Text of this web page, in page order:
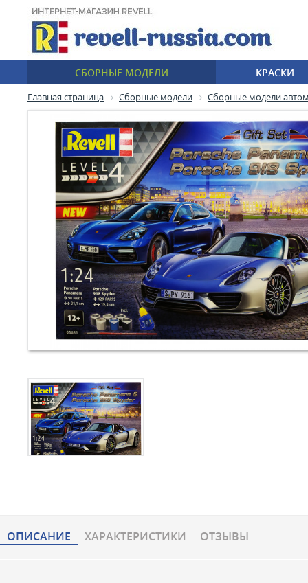
СБОРНЫЕ МОДЕЛИ КРАСКИ
Главная страница Сборные модели Сборные модели
ОПИСАНИЕ ХАРАКТЕРИCТИКИ ОТЗЫВЫ